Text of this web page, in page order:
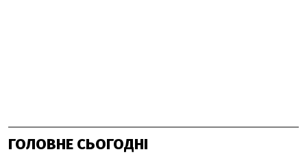
ГОЛОВНЕ СЬОГОДНІ